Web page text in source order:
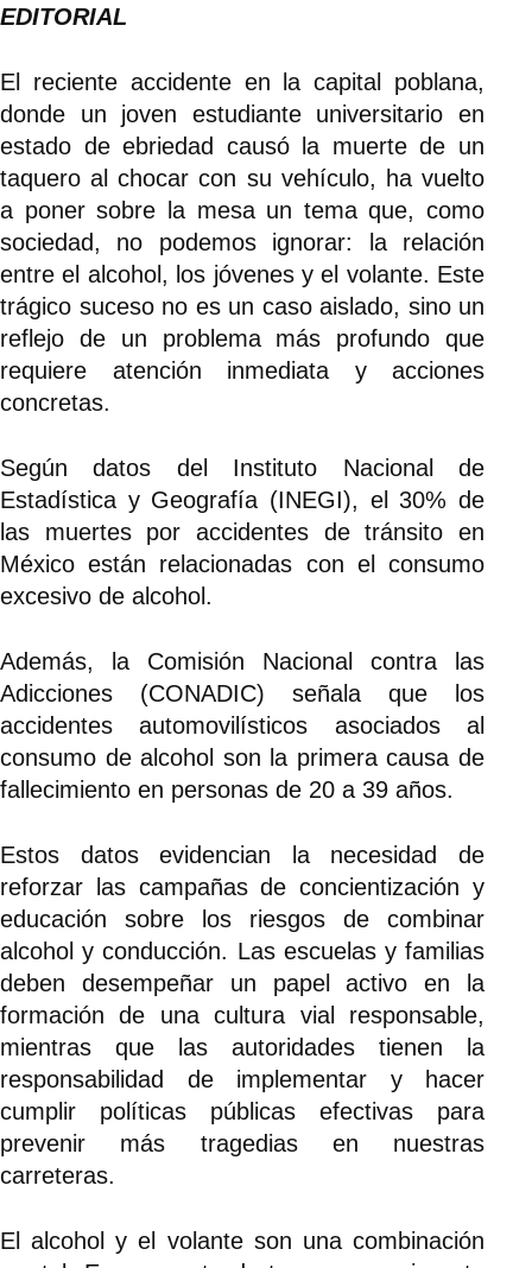
EDITORIAL
El reciente accidente en la capital poblana,
donde un joven estudiante universitario en
estado de ebriedad causó la muerte de un
taquero al chocar con su vehículo, ha vuelto
a poner sobre la mesa un tema que, como
sociedad, no podemos ignorar: la relación
entre el alcohol, los jóvenes y el volante. Este
trágico suceso no es un caso aislado, sino un
reflejo de un problema más profundo que
requiere atención inmediata y acciones
concretas.
Según datos del Instituto Nacional de
Estadística y Geografía (INEGI), el 30% de
las muertes por accidentes de tránsito en
México están relacionadas con el consumo
excesivo de alcohol.
Además, la Comisión Nacional contra las
Adicciones (CONADIC) señala que los
accidentes automovilísticos asociados al
consumo de alcohol son la primera causa de
fallecimiento en personas de 20 a 39 años.
Estos datos evidencian la necesidad de
reforzar las campañas de concientización y
educación sobre los riesgos de combinar
alcohol y conducción. Las escuelas y familias
deben desempeñar un papel activo en la
formación de una cultura vial responsable,
mientras que las autoridades tienen la
responsabilidad de implementar y hacer
cumplir políticas públicas efectivas para
prevenir más tragedias en nuestras
carreteras.
El alcohol y el volante son una combinación